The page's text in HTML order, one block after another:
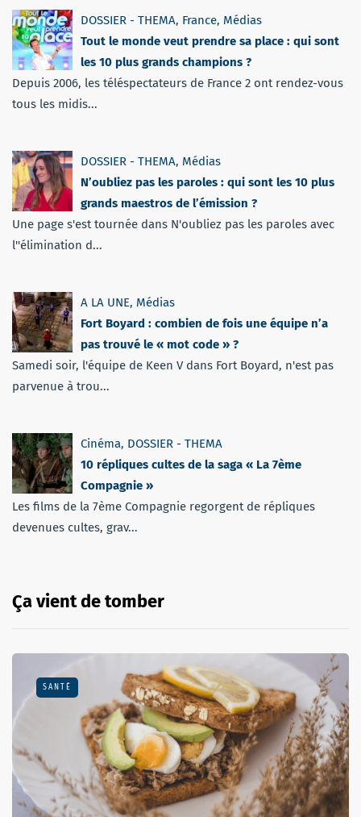
DOSSIER - THEMA, France, Médias
Tout le monde veut prendre sa place : qui sont
les 10 plus grands champions ?
Depuis 2006, les téléspectateurs de France 2 ont rendez-vous
tous les midis...
DOSSIER - THEMA, Médias
N’oubliez pas les paroles : qui sont les 10 plus
grands maestros de l’émission ?
Une page s'est tournée dans N'oubliez pas les paroles avec
l''élimination d...
A LA UNE, Médias
Fort Boyard : combien de fois une équipe n’a
pas trouvé le « mot code » ?
Samedi soir, l'équipe de Keen V dans Fort Boyard, n'est pas
parvenue à trou...
Cinéma, DOSSIER - THEMA
10 répliques cultes de la saga « La 7ème
Compagnie »
Les films de la 7ème Compagnie regorgent de répliques
devenues cultes, grav...
Ça vient de tomber
SANTÉ